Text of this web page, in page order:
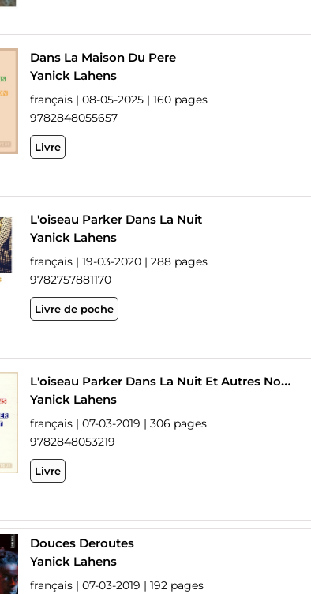
Dans La Maison Du Pere
Yanick Lahens
français | 08-05-2025 | 160 pages
9782848055657
Livre
L'oiseau Parker Dans La Nuit
Yanick Lahens
français | 19-03-2020 | 288 pages
9782757881170
Livre de poche
L'oiseau Parker Dans La Nuit Et Autres Nouvelles
Yanick Lahens
français | 07-03-2019 | 306 pages
9782848053219
Livre
Douces Deroutes
Yanick Lahens
français | 07-03-2019 | 192 pages